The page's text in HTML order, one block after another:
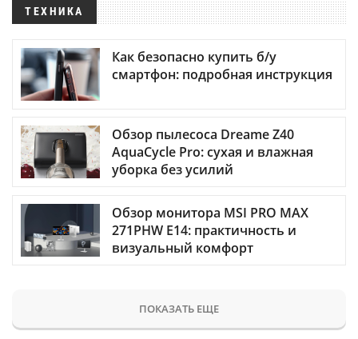
ТЕХНИКА
Как безопасно купить б/у
смартфон: подробная инструкция
Обзор пылесоса Dreame Z40
AquaCycle Pro: сухая и влажная
уборка без усилий
Обзор монитора MSI PRO MAX
271PHW E14: практичность и
визуальный комфорт
ПОКАЗАТЬ ЕЩЕ